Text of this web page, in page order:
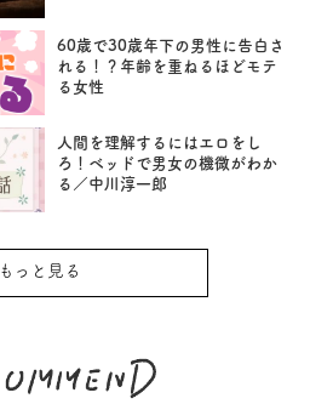
60歳で30歳年下の男性に告白さ
れる！？年齢を重ねるほどモテ
る女性
人間を理解するにはエロをし
ろ！ベッドで男女の機微がわか
る／中川淳一郎
もっと見る